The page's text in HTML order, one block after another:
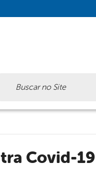
Covid-19